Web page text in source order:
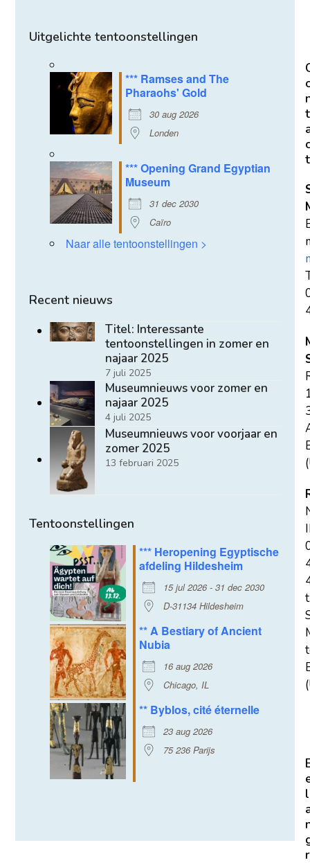
Uitgelichte tentoonstellingen
*** Ramses and The
Pharaohs' Gold
30 aug 2026
Londen
*** Opening Grand Egyptian
Museum
31 dec 2030
Caïro
Naar alle tentoonstellingen >
Recent nieuws
Titel: Interessante
tentoonstellingen in zomer en
najaar 2025
7 juli 2025
Museumnieuws voor zomer en
najaar 2025
4 juli 2025
Museumnieuws voor voorjaar en
zomer 2025
13 februari 2025
Tentoonstellingen
*** Heropening Egyptische
afdeling Hildesheim
15 jul 2026 - 31 dec 2030
D-31134 Hildesheim
** A Bestiary of Ancient
Nubia
16 aug 2026
Chicago, IL
** Byblos, cité éternelle
23 aug 2026
75 236 Parijs
t
t
l
r